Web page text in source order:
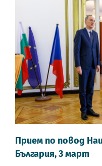
Прием по повод
България, 3 март